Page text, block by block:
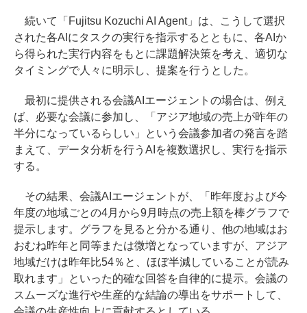
続いて「Fujitsu Kozuchi AI Agent」は、こうして選択
された各AIにタスクの実行を指示するとともに、各AIか
ら得られた実行内容をもとに課題解決策を考え、適切な
タイミングで人々に明示し、提案を行うとした。
最初に提供される会議AIエージェントの場合は、例え
ば、必要な会議に参加し、「アジア地域の売上が昨年の
半分になっているらしい」という会議参加者の発言を踏
まえて、データ分析を行うAIを複数選択し、実行を指示
する。
その結果、会議AIエージェントが、「昨年度および今
年度の地域ごとの4月から9月時点の売上額を棒グラフで
提示します。グラフを見ると分かる通り、他の地域はお
おむね昨年と同等または微増となっていますが、アジア
地域だけは昨年比54％と、ほぼ半減していることが読み
取れます」といった的確な回答を自律的に提示。会議の
スムーズな進行や生産的な結論の導出をサポートして、